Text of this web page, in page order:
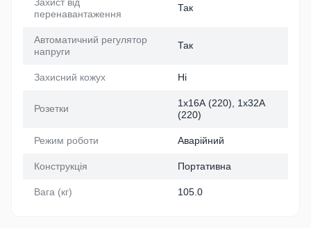
перенавантаження
Так
Автоматичний регулятор
напруги
Так
Захисний кожух Ні
Розетки
1х16А (220), 1х32А
(220)
Режим роботи Аварійний
Конструкція Портативна
Вага (кг) 105.0